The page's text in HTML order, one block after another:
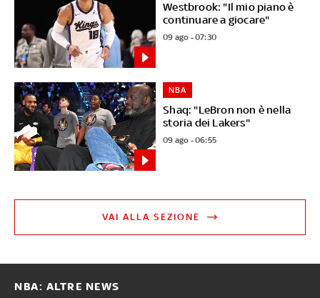
Westbrook: "Il mio piano è
continuare a giocare"
09 ago - 07:30
Shaq: "LeBron non è nella
storia dei Lakers"
NBA
09 ago - 06:55
VAI ALLA SEZIONE
NBA: ALTRE NEWS